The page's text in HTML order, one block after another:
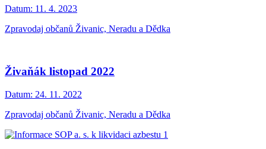
Datum: 11. 4. 2023
Zpravodaj občanů Živanic, Neradu a Dědka
Živaňák listopad 2022
Datum: 24. 11. 2022
Zpravodaj občanů Živanic, Neradu a Dědka